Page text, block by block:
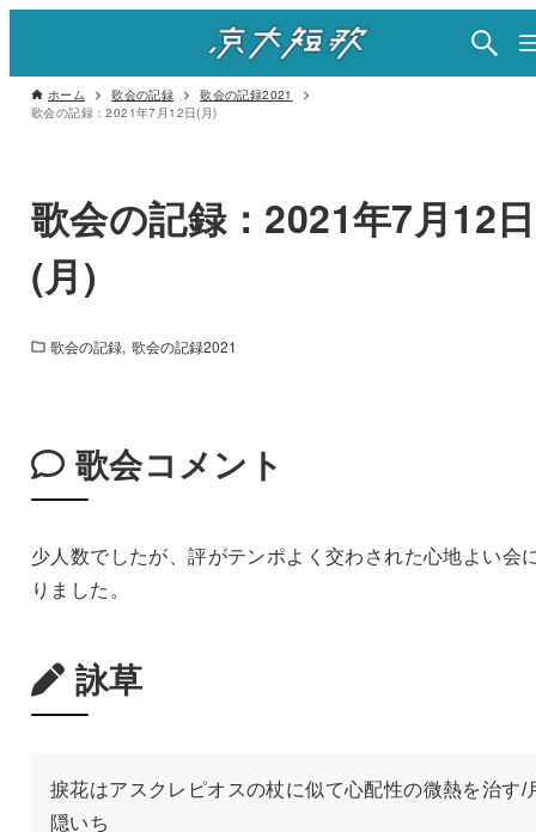
ホーム 歌会の記録
歌会の記録2021
歌会の記録：2021年7月12日(月)
歌会の記録：2021年7月12日
(月)
歌会の記録 歌会の記録2021
歌会コメント
少人数でしたが、評がテンポよく交わされた心地よい会
りました。
詠草
捩花はアスクレピオスの杖に似て心配性の微熱を治す/
隠いち